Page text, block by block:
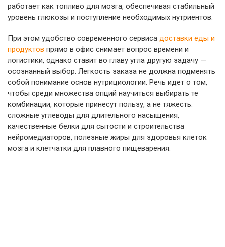
работает как топливо для мозга, обеспечивая стабильный
уровень глюкозы и поступление необходимых нутриентов.
При этом удобство современного сервиса доставки еды и
продуктов прямо в офис снимает вопрос времени и
логистики, однако ставит во главу угла другую задачу —
осознанный выбор. Легкость заказа не должна подменять
собой понимание основ нутрициологии. Речь идет о том,
чтобы среди множества опций научиться выбирать те
комбинации, которые принесут пользу, а не тяжесть:
сложные углеводы для длительного насыщения,
качественные белки для сытости и строительства
нейромедиаторов, полезные жиры для здоровья клеток
мозга и клетчатки для плавного пищеварения.